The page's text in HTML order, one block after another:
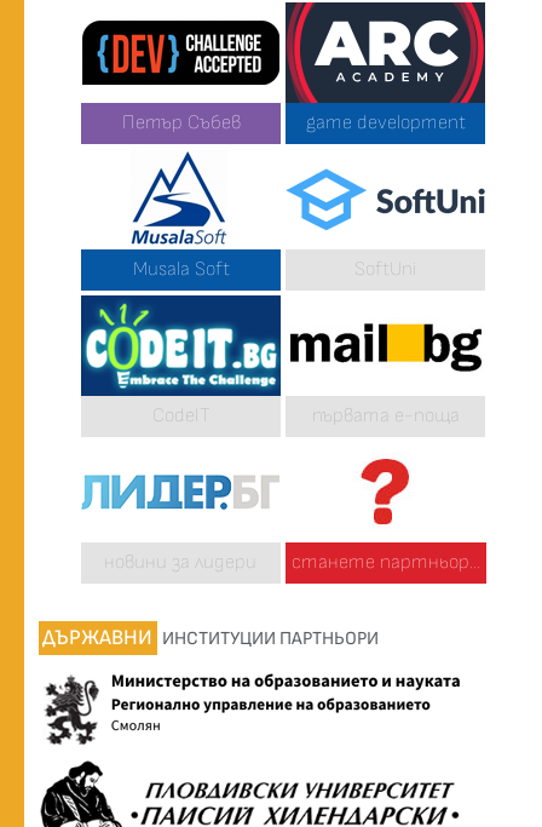
Петър Събев game development
Musala Soft SoftUni
CodeIT първата е-поща
новини за лидери станете партньор...
ДЪРЖАВНИ ИНСТИТУЦИИ ПАРТНЬОРИ